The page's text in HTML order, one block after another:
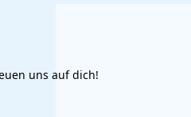
uns auf dich!